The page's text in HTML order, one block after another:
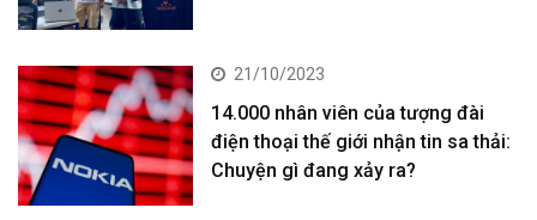
21/10/2023
14.000 nhân viên của tượng đài
điện thoại thế giới nhận tin sa thải:
Chuyện gì đang xảy ra?